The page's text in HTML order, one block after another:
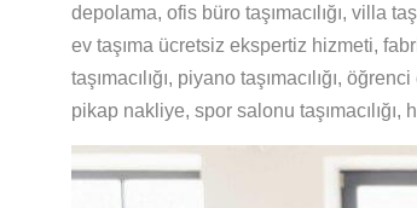
depolama, ofis büro taşımacılığı, villa
ev taşıma ücretsiz ekspertiz hizmeti,
taşımacılığı, piyano taşımacılığı,
pikap nakliye, spor salonu